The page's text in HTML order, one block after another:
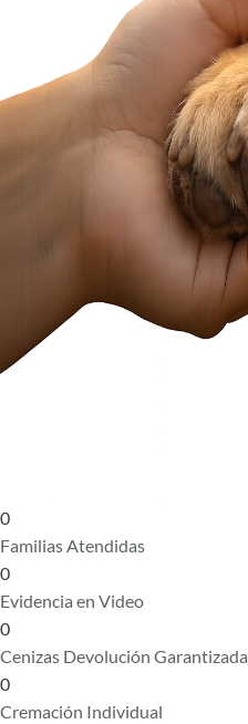
0
Familias Atendidas
0
Evidencia en Video
0
Cenizas Devolución Garantizada
0
Cremación Individual